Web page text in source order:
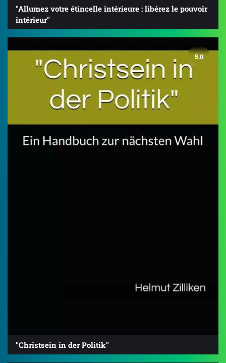
"Allumez votre étincelle intérieure : libérez le pouvoir
intérieur"
5.0
"Christsein in der Politik"